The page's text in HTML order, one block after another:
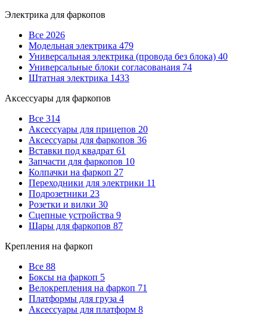
Электрика для фаркопов
Все 2026
Модельная электрика 479
Универсальная электрика (провода без блока) 40
Универсальные блоки согласованаия 74
Штатная электрика 1433
Аксессуары для фаркопов
Все 314
Аксессуары для прицепов 20
Аксессуары для фаркопов 36
Вставки под квадрат 61
Запчасти для фаркопов 10
Колпачки на фаркоп 27
Переходники для электрики 11
Подрозетники 23
Розетки и вилки 30
Сцепные устройства 9
Шары для фаркопов 87
Крепления на фаркоп
Все 88
Боксы на фаркоп 5
Велокрепления на фаркоп 71
Платформы для груза 4
Аксессуары для платформ 8